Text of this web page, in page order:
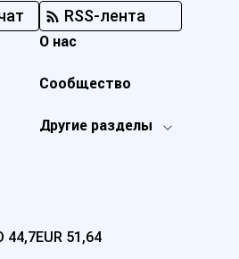
RSS-лента
Другие разделы
О нас
Сообщество
44,7EUR 51,64